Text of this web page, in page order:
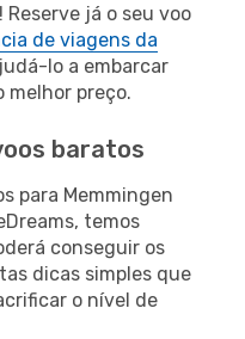
já o seu voo
de viagens da
lo a embarcar
melhor preço.
baratos
para Memmingen
temos
conseguir os
dicas simples que
o nível de